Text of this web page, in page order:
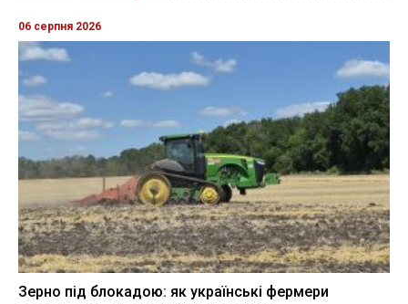
06 серпня 2026
Зерно під блокадою: як українські фермери